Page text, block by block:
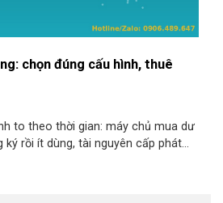
chọn đúng cấu hình, thuê
to theo thời gian: máy chủ mua dư
ký rồi ít dùng, tài nguyên cấp phát